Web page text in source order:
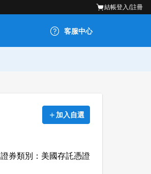
結帳登入/註冊
客服中心
加入自選
證券類別：美國存託憑證